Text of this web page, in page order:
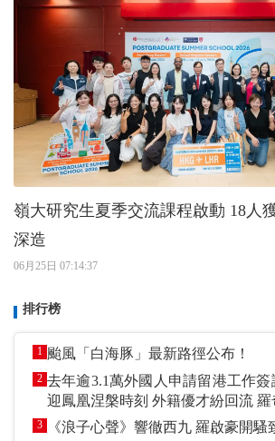
嶺大研究生夏季交流課程啟動 18人
深造
06月25日 07:14:37
排行榜
1 颱風「白海豚」最新路徑公布！
2 去年逾3.1萬外國人申請留港工作簽證 美裔人士
迎鳳凰涅槃時刻 外籍優才
3 《浪子心聲》響徹西九